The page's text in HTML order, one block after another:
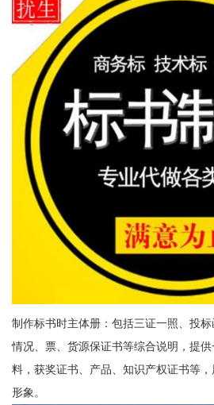
制作标书时主体册：包括三证一照、投
情况、票、货源保证书等综合说明，提
料，获奖证书、产品、知识产权证书等
形象。